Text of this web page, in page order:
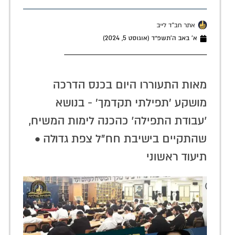
אתר חב"ד לייב
א׳ באב ה׳תשפ״ד (אוגוסט 5, 2024)
מאות התעוררו היום בכנס הדרכה
מושקע 'תפילתי תקדמך' - בנושא
'עבודת התפילה' כהכנה לימות המשיח,
שהתקיים בישיבת חח"ל צפת גדולה •
תיעוד ראשוני